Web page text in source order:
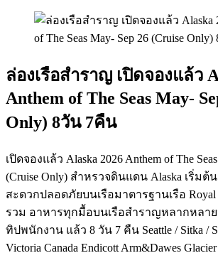
ล่องเรือสำราญ เปิดจองแล้ว
Anthem of The Seas May-
Only) 8วัน 7คืน
เปิดจองแล้ว Alaska 2026 Anthem of The
(Cruise Only) สำหรวจดินแดน Alaska เริ่มต้น
สะดวกปลอดภัยบนเรือมาตารฐานเรือ Royal
รวม อาหารทุกมื้อบนเรือสำราญหลากหลา
ทิปพนักงาน แล้ว 8 วัน 7 คืน Seattle / Sitka /
Victoria Canada Endicott Arm&Dawes